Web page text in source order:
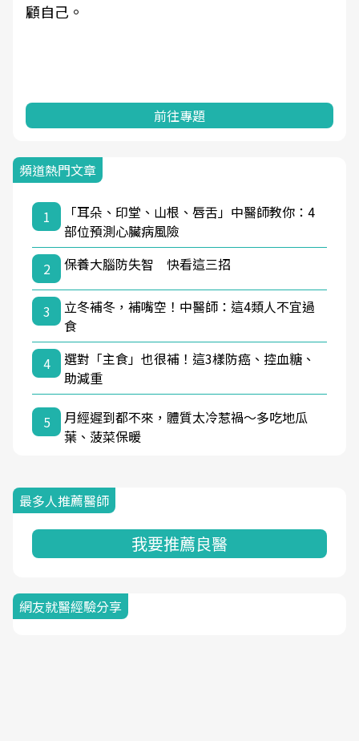
顧自己。
前往專題
頻道熱門文章
1
「耳朵、印堂、山根、唇舌」中醫師教你：4
部位預測心臟病風險
2
保養大腦防失智 快看這三招
3
立冬補冬，補嘴空！中醫師：這4類人不宜過
食
4
選對「主食」也很補！這3樣防癌、控血糖、
助減重
5
月經遲到都不來，體質太冷惹禍〜多吃地瓜
葉、菠菜保暖
最多人推薦醫師
我要推薦良醫
網友就醫經驗分享